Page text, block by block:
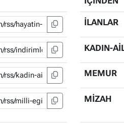
İLANLAR
KADIN-
MEMUR
MİZAH